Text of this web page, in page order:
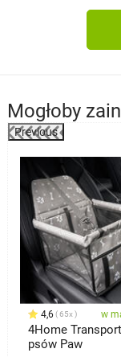
Mogłoby
Previous
4,6 65x w
4Home
psów Paw